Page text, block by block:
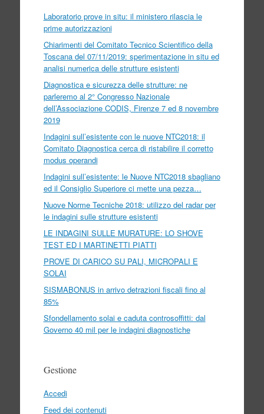
Laboratorio prove in situ: il ministero rilascia le
prime autorizzazioni
Chiarimenti del Comitato Tecnico Scientifico della
Toscana del 07/11/2019: sperimentazione in situ ed
analisi numerica delle strutture esistenti
Diagnostica e sicurezza delle strutture: ne
parleremo al 2° Congresso Nazionale
dell’Associazione CODIS, Firenze 7 ed 8 novembre
2019
Indagini sull’esistente con le nuove NTC2018: il
Comitato Diagnostica cerca di ristabilire il corretto
modus operandi
Indagini sull’esistente: le Nuove NTC2018 sbagliano
ed il Consiglio Superiore ci mette una pezza…
Nuove Norme Tecniche 2018: utilizzo del radar per
le indagini sulle strutture esistenti
LE INDAGINI SULLE MURATURE: LO SHOVE
TEST ED I MARTINETTI PIATTI
PROVE DI CARICO SU PALI, MICROPALI E
SOLAI
SISMABONUS in arrivo detrazioni fiscali fino al
85%
Sfondellamento solai e caduta controsoffitti: dal
Governo 40 mil per le indagini diagnostiche
Gestione
Accedi
Feed dei contenuti